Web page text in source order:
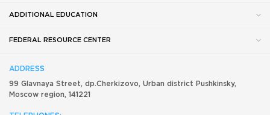
ADDITIONAL EDUCATION
FEDERAL RESOURCE CENTER
ADDRESS
99 Glavnaya Street, dp.Cherkizovo, Urban district Pushkinsky,
Moscow region, 141221